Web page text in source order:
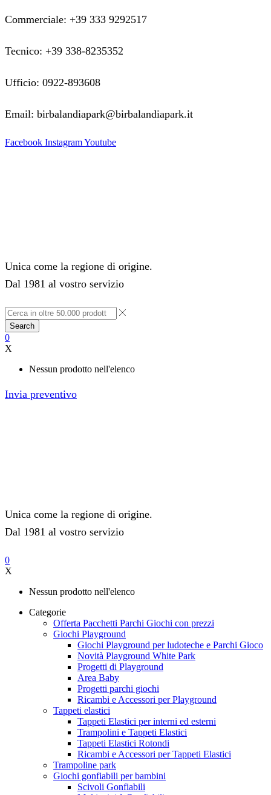
Commerciale: +39 333 9292517
Tecnico: +39 338-8235352
Ufficio: 0922-893608
Email: birbalandiapark@birbalandiapark.it
Facebook InstagramYoutube
Unica come la regione di origine.
Dal 1981 al vostro servizio
Search
0
X
Nessun prodotto nell'elenco
Invia preventivo
Unica come la regione di origine.
Dal 1981 al vostro servizio
0
X
Nessun prodotto nell'elenco
Categorie
Offerta Pacchetti Parchi Giochi con prezzi
Giochi Playground
Giochi Playground per ludoteche e Parchi Gioco
Novità Playground White Park
Progetti di Playground
Area Baby
Progetti parchi giochi
Ricambi e Accessori per Playground
Tappeti elastici
Tappeti Elastici per interni ed esterni
Trampolini e Tappeti Elastici
Tappeti Elastici Rotondi
Ricambi e Accessori per Tappeti Elastici
Trampoline park
Giochi gonfiabili per bambini
Scivoli Gonfiabili